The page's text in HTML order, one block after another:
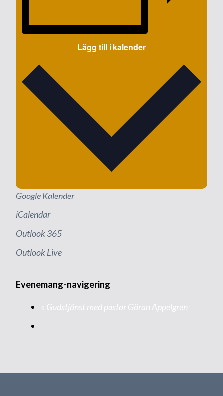
Lägg till i kalender
Google Kalender
iCalendar
Outlook 365
Outlook Live
Evenemang-navigering
« Gudstjänst med pastor Göran Appelgren